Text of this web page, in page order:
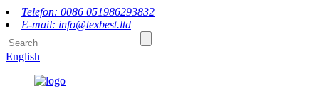
Telefon: 0086 051986293832
E-mail: info@texbest.ltd
English